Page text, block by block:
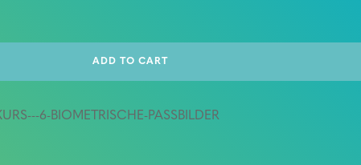
ADD TO CART
6-BIOMETRISCHE-PASSBILDER